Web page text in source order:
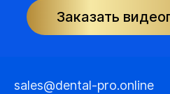
Заказать
sales@dental-pro.online